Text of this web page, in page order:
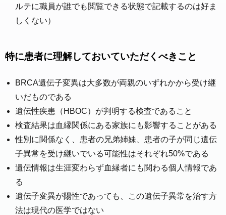
ルテに職員が誰でも閲覧できる状態で記載するのは好ま
しくない）
特に患者に理解しておいていただくべきこと
BRCA遺伝子変異は大多数が両親のいずれかから受け継
いだものである
遺伝性疾患（HBOC）が判明する検査であること
検査結果は血縁関係にある家族にも影響することがある
性別に関係なく、患者の兄弟姉妹、患者の子が同じ遺伝
子異常を受け継いでいる可能性はそれぞれ50%である
遺伝情報は生涯変わらず血縁者にも関わる個人情報であ
る
遺伝子変異が陽性であっても、この遺伝子異常を治す方
法は現代の医学ではない